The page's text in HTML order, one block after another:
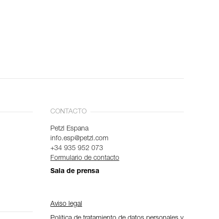
CONTACTO
Petzl Espana
info.esp@petzl.com
+34 935 952 073
Formulario de contacto
Sala de prensa
Aviso legal